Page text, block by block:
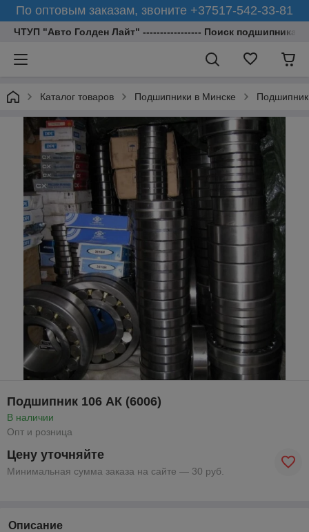
По оптовым заказам, звоните +37517-542-33-81
ЧТУП "Авто Голден Лайт" ----------------- Поиск подшипника
Каталог товаров Подшипники в Минске
Подшипник 106 АК (6006)
В наличии
Опт и розница
Цену уточняйте
Минимальная сумма заказа на сайте — 30 руб.
Описание